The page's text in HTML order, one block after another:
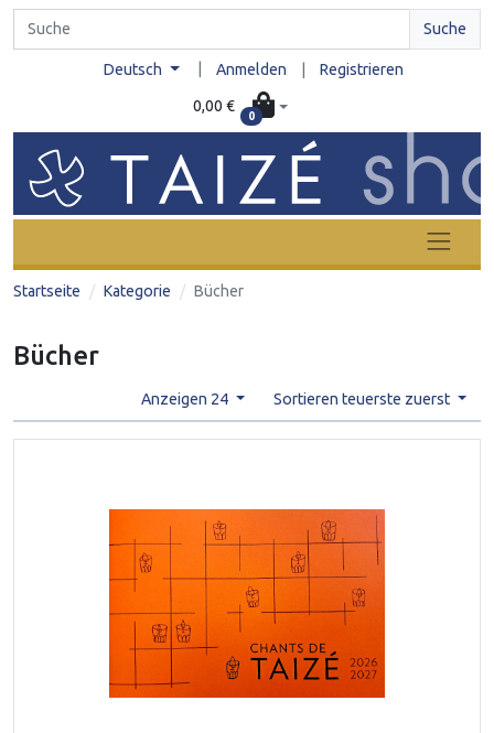
Suche
Deutsch Anmelden Registrieren
0,00 €
0
Startseite Kategorie Bücher
Bücher
Anzeigen 24 Sortieren teuerste zuerst